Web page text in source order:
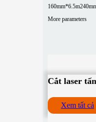
160mm*6.5m
More parameters
Cắt laser
Xem tất cả